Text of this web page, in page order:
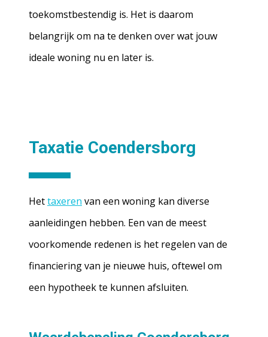
toekomstbestendig is. Het is daarom
belangrijk om na te denken over wat jouw
ideale woning nu en later is.
Taxatie Coendersborg
Hettaxeren van een woning kan diverse
aanleidingen hebben. Een van de meest
voorkomende redenen is het regelen van de
financiering van je nieuwe huis, oftewel om
een hypotheek te kunnen afsluiten.